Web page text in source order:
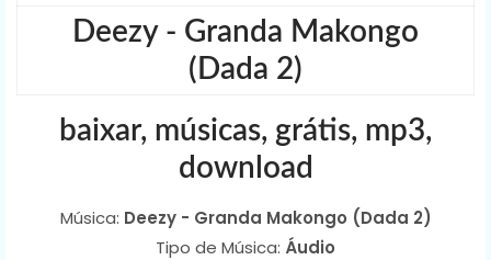
Deezy - Granda Makongo
(Dada 2)
baixar, músicas, grátis, mp3,
download
Música: Deezy - Granda Makongo (Dada 2)
Tipo de Música: Áudio